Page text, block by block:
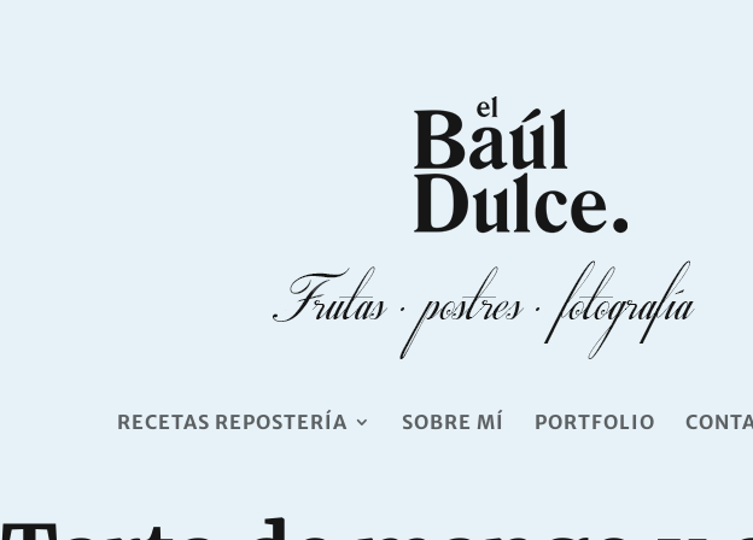
RECETAS REPOSTERÍA SOBRE MÍ PORTFOLIO